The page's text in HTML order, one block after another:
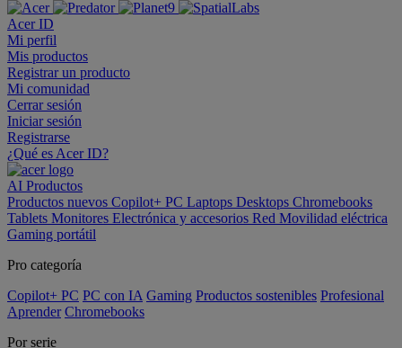
Acer ID
Mi perfil
Mis productos
Registrar un producto
Mi comunidad
Cerrar sesión
Iniciar sesión
Registrarse
¿Qué es Acer ID?
AI Productos
Productos nuevos Copilot+ PC Laptops Desktops Chromebooks
Tablets Monitores Electrónica y accesorios Red Movilidad eléctrica
Gaming portátil
Pro categoría
Copilot+ PC PC con IA Gaming Productos sostenibles Profesional
Aprender Chromebooks
Por serie